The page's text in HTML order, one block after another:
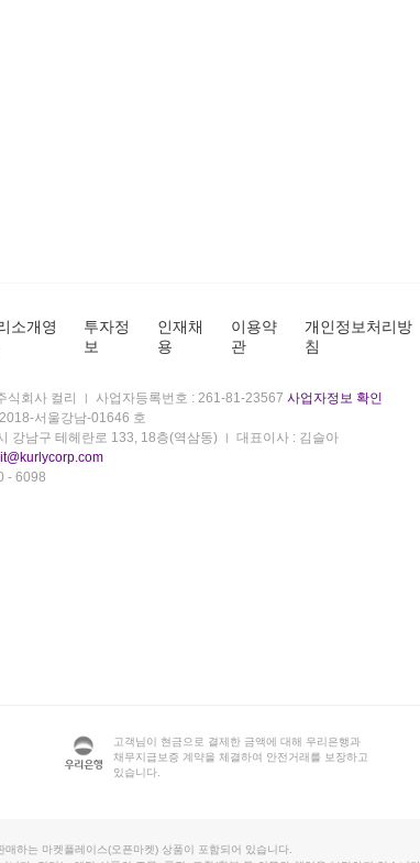
소개영
투자정
보
인재채
용
이용약
관
개인정보처리방
침
식회사 컬리 사업자등록번호 : 261-81-23567 사업자정보 확인
서울강남-01646 호
강남구 테헤란로 133, 18층(역삼동)
대표이사 : 김슬아
- 6098
고객님이 현금으로 결제한 금액에 대해 우리은행과
채무지급보증 계약을 체결하여 안전거래를 보장하고
있습니다.
하는 마켓플레이스(오픈마켓) 상품이 포함되어 있습니다.